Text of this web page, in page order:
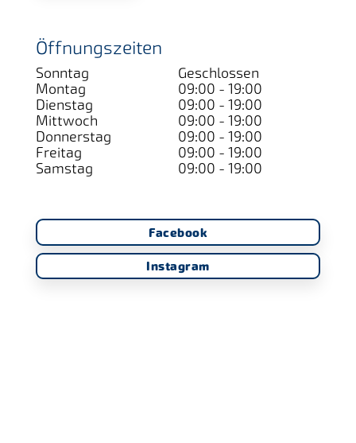
Öffnungszeiten
Sonntag
Geschlossen
Montag
09:00 - 19:00
Dienstag
09:00 - 19:00
Mittwoch
09:00 - 19:00
Donnerstag
09:00 - 19:00
Freitag
09:00 - 19:00
Samstag
09:00 - 19:00
Facebook
Instagram